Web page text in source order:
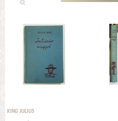
KING JULIUS